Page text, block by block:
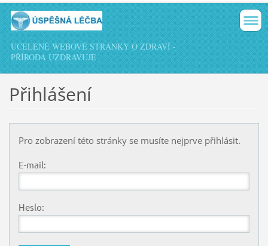
UCELENÉ WEBOVÉ STRÁNKY O ZDRAVÍ -
PŘÍRODA UZDRAVUJE
Přihlášení
Pro zobrazení této stránky se musíte nejprve přihlásit.
E-mail:
Heslo: